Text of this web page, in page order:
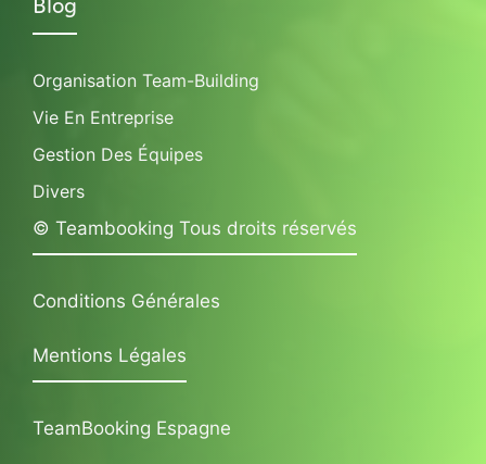
Organisation Team-Building
Vie En Entreprise
Gestion Des Équipes
Divers
© Teambooking Tous droits réservés
Conditions Générales
Mentions Légales
TeamBooking Espagne